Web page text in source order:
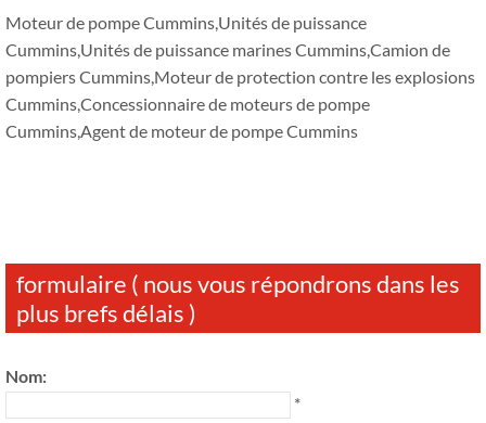
Moteur de pompe Cummins,Unités de puissance
Cummins,Unités de puissance marines Cummins,Camion de
pompiers Cummins,Moteur de protection contre les explosions
Cummins,Concessionnaire de moteurs de pompe
Cummins,Agent de moteur de pompe Cummins
formulaire ( nous vous répondrons dans les
plus brefs délais )
Nom:
*